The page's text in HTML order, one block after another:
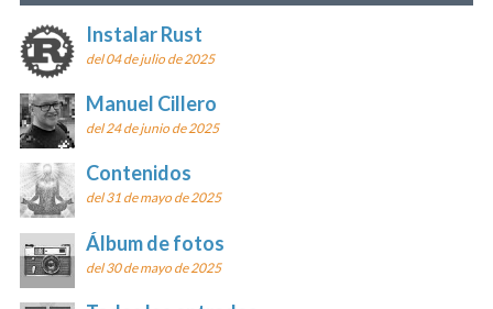
Instalar Rust
del 04 de julio de 2025
Manuel Cillero
del 24 de junio de 2025
Contenidos
del 31 de mayo de 2025
Álbum de fotos
del 30 de mayo de 2025